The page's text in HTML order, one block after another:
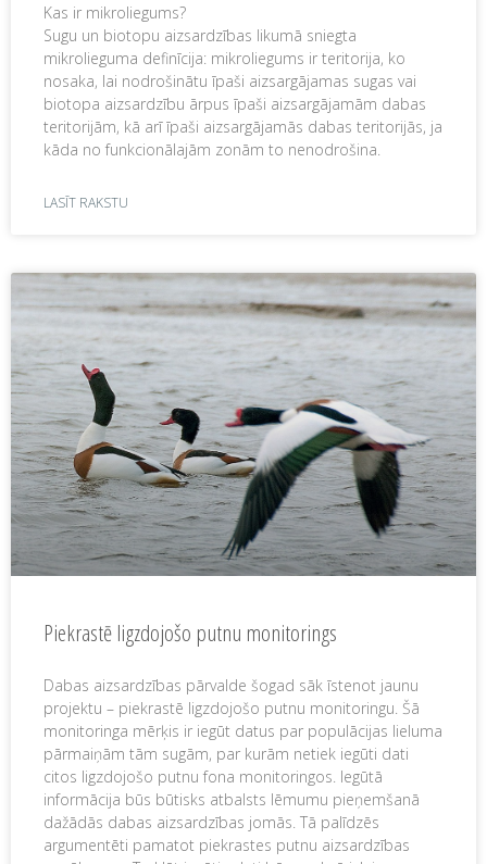
Kas ir mikroliegums?
Sugu un biotopu aizsardzības likumā sniegta
mikrolieguma definīcija: mikroliegums ir teritorija, ko
nosaka, lai nodrošinātu īpaši aizsargājamas sugas vai
biotopa aizsardzību ārpus īpaši aizsargājamām dabas
teritorijām, kā arī īpaši aizsargājamās dabas teritorijās, ja
kāda no funkcionālajām zonām to nenodrošina.
LASĪT RAKSTU
Piekrastē ligzdojošo putnu monitorings
Dabas aizsardzības pārvalde šogad sāk īstenot jaunu
projektu – piekrastē ligzdojošo putnu monitoringu. Šā
monitoringa mērķis ir iegūt datus par populācijas lieluma
pārmaiņām tām sugām, par kurām netiek iegūti dati
citos ligzdojošo putnu fona monitoringos. Iegūtā
informācija būs būtisks atbalsts lēmumu pieņemšanā
dažādās dabas aizsardzības jomās. Tā palīdzēs
argumentēti pamatot piekrastes putnu aizsardzības